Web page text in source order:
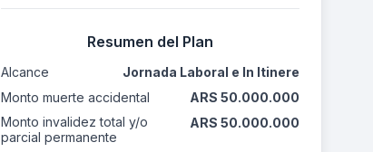
Resumen del Plan
Alcance
Jornada Laboral e In Itinere
Monto muerte accidental
ARS 50.000.000
Monto invalidez total y/o
parcial permanente
ARS 50.000.000